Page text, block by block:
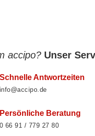
accipo? Unser
Schnelle Antwortzeiten
info@accipo.de
Persönliche Beratung
0 66 91 / 779 27 80